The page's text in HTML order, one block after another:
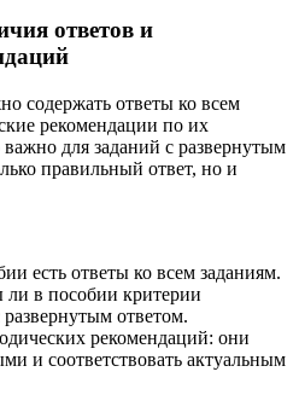
ответов и
содержать ответы ко всем
рекомендации по их
для заданий с развернутым
правильный ответ, но и
есть ответы ко всем заданиям.
ли в пособии критерии
ответом.
рекомендаций: они
и соответствовать актуальным